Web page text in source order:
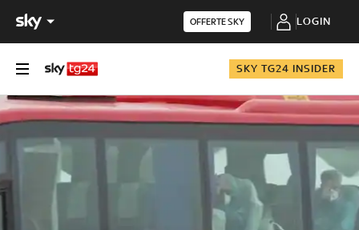
OFFERTE SKY LOGIN
SKY TG24 INSIDER